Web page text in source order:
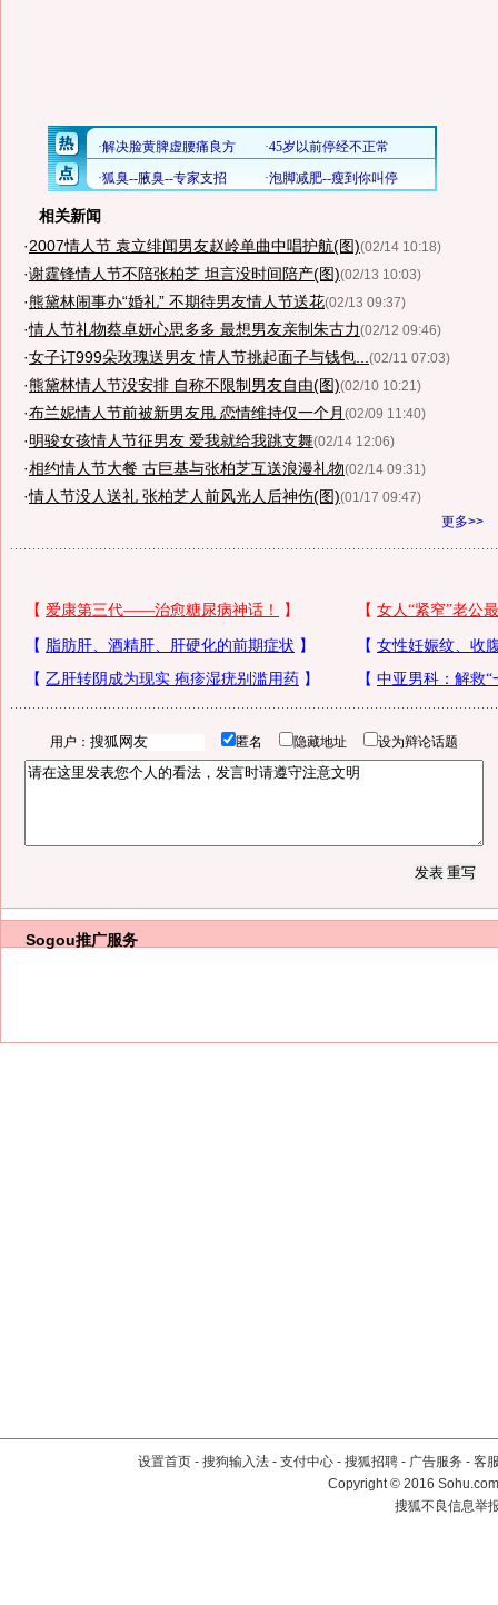
相关新闻
·2007情人节 袁立绯闻男友赵岭单曲中唱护航(图)(02/14 10:18)
·谢霆锋情人节不陪张柏芝 坦言没时间陪产(图)(02/13 10:03)
·熊黛林闹事办“婚礼” 不期待男友情人节送花(02/13 09:37)
·情人节礼物蔡卓妍心思多多 最想男友亲制朱古力(02/12 09:46)
·女子订999朵玫瑰送男友 情人节挑起面子与钱包... (02/11 07:03)
·熊黛林情人节没安排 自称不限制男友自由(图)(02/10 10:21)
·布兰妮情人节前被新男友甩 恋情维持仅一个月 (02/09 11:40)
·明骏女孩情人节征男友 爱我就给我跳支舞(02/14 12:06)
·相约情人节大餐 古巨基与张柏芝互送浪漫礼物(02/14 09:31)
·情人节没人送礼 张柏芝人前风光人后神伤(图)(01/17 09:47)
更多>>
用户： 匿名 隐藏地址 设为辩论话题
Sogou推广服务
设置首页 - 搜狗输入法 - 支付中心 - 搜狐招聘 - 广告服务 - 客
Copyright©2016
搜狐不良信息举